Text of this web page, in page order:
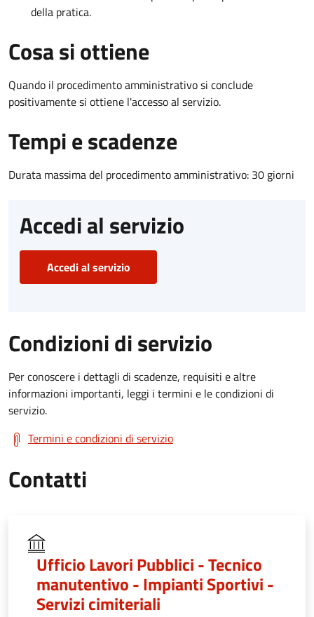
della pratica.
Cosa si ottiene
Quando il procedimento amministrativo si conclude
positivamente si ottiene l'accesso al servizio.
Tempi e scadenze
Durata massima del procedimento amministrativo: 30 giorni
Accedi al servizio
Accedi al servizio
Condizioni di servizio
Per conoscere i dettagli di scadenze, requisiti e altre
informazioni importanti, leggi i termini e le condizioni di
servizio.
Termini e condizioni di servizio
Contatti
Ufficio Lavori Pubblici - Tecnico
manutentivo - Impianti Sportivi -
Servizi cimiteriali